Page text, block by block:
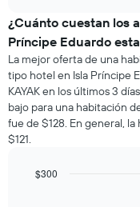
El
gráfico
muestra
1
eje
que
indica
el
promedio
el
precio
promedio
de
una
habitación
por
cada
día
la
¿Cuánto cuestan los
Príncipe Eduardo
La mejor oferta de una
tipo hotel en Isla Príncipe
KAYAK en los últimos 3
bajo para una habitación
fue de $128. En general,
$121.
$300